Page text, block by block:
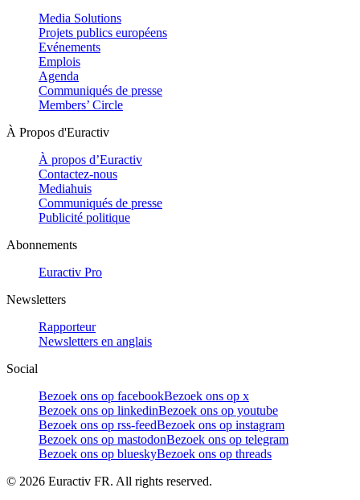
Media Solutions
Projets publics européens
Evénements
Emplois
Agenda
Communiqués de presse
Members’ Circle
À Propos d'Euractiv
À propos d’Euractiv
Contactez-nous
Mediahuis
Communiqués de presse
Publicité politique
Abonnements
Euractiv Pro
Newsletters
Rapporteur
Newsletters en anglais
Social
Bezoek ons op facebookBezoek ons op x
Bezoek ons op linkedinBezoek ons op youtube
Bezoek ons op rss-feedBezoek ons op instagram
Bezoek ons op mastodonBezoek ons op telegram
Bezoek ons op blueskyBezoek ons op threads
© 2026 Euractiv FR. All rights reserved.